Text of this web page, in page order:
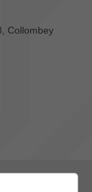
Collombey